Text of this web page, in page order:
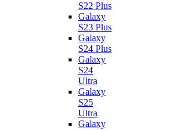
S22 Plus
Galaxy
S23 Plus
Galaxy
S24 Plus
Galaxy
S24
Ultra
Galaxy
S25
Ultra
Galaxy